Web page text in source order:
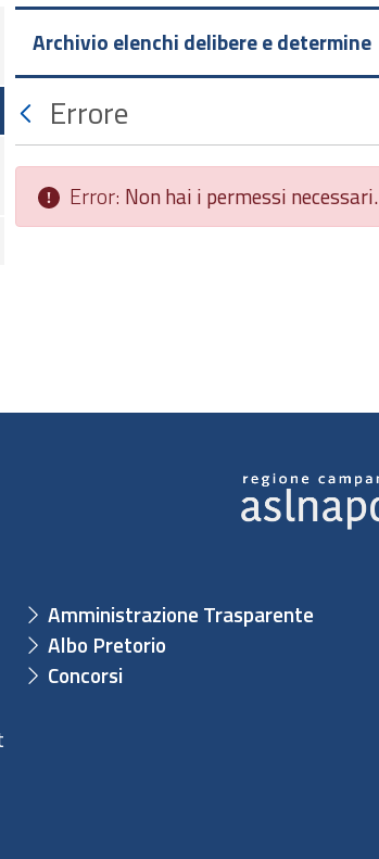
Archivio elenchi delibere e determine
Errore
Error: Non hai i permessi necessari.
Amministrazione Trasparente
Albo Pretorio
Concorsi